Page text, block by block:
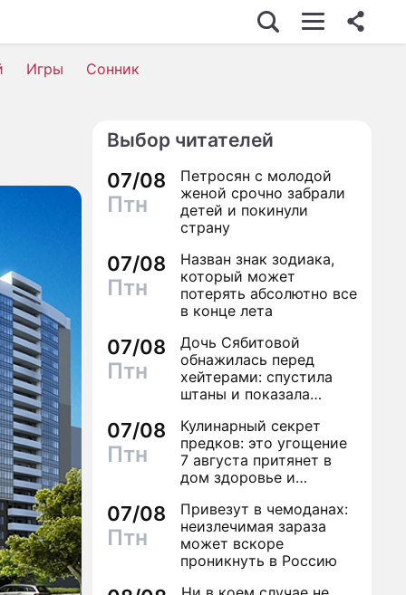
Игры Сонник
Выбор читателей
07/08
Птн
Петросян с молодой
женой срочно забрали
детей и покинули
страну
07/08
Птн
Назван знак зодиака,
который может
потерять абсолютно все
в конце лета
07/08
Птн
Дочь Сябитовой
обнажилась перед
хейтерами: спустила
штаны и показала
07/08
Птн
Кулинарный секрет
предков: это угощение
7 августа притянет в
дом здоровье и
07/08
Птн
Привезут в чемоданах:
неизлечимая зараза
может вскоре
проникнуть в Россию